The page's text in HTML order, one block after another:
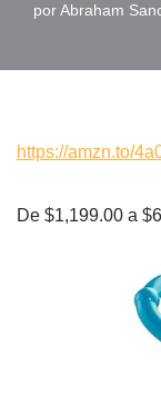
porAbraham
https://amzn.to/
De $1,199.00 a